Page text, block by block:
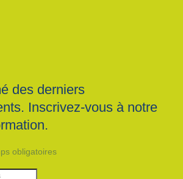
des derniers
Inscrivez-vous à notre
obligatoires